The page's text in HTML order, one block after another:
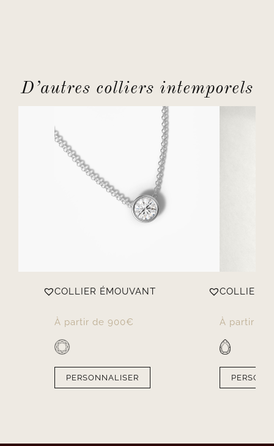
D’autres colliers intemporels
COLLIER ÉMOUVANT
À partir de 900€
PERSONNALISER
COLLIER
À partir de